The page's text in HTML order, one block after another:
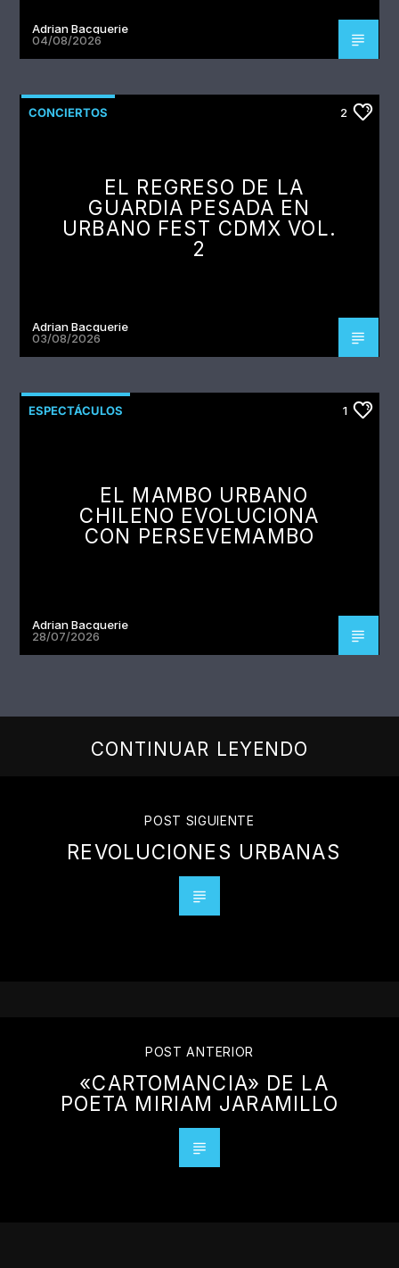
Adrian Bacquerie
04/08/2026
CONCIERTOS 2
EL REGRESO DE LA
GUARDIA PESADA EN
URBANO FEST CDMX VOL.
2
Adrian Bacquerie
03/08/2026
ESPECTÁCULOS 1
EL MAMBO URBANO
CHILENO EVOLUCIONA
CON PERSEVEMAMBO
Adrian Bacquerie
28/07/2026
CONTINUAR LEYENDO
POST SIGUIENTE
REVOLUCIONES URBANAS
POST ANTERIOR
«CARTOMANCIA» DE LA
POETA MIRIAM JARAMILLO